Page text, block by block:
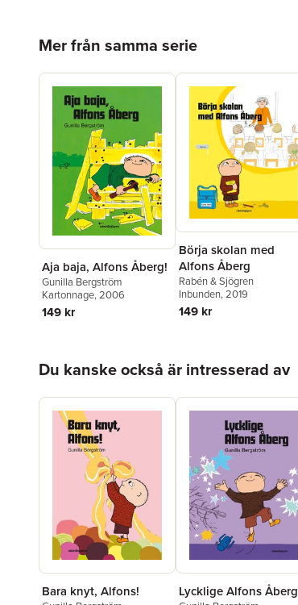
Mer från samma serie
Aja baja, Alfons Åberg!
Gunilla Bergström
Kartonnage, 2006
149 kr
Börja skolan med
Alfons Åberg
Rabén & Sjögren
Inbunden, 2019
149 kr
Du kanske också är intresserad av
Bara knyt, Alfons! Lycklige Alfons Åberg